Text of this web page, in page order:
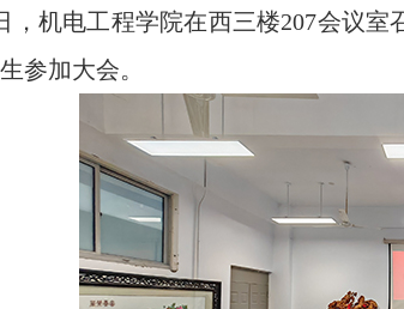
，机电工程学院在西三楼207会议
参加大会。